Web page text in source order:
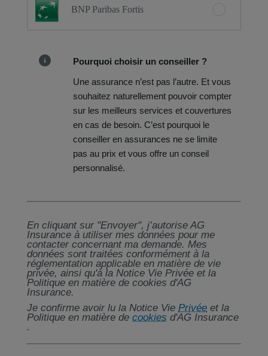
BNP Paribas Fortis
Pourquoi choisir un conseiller ?
Une assurance n’est pas l’autre. Et vous
souhaitez naturellement pouvoir compter
sur les meilleurs services et couvertures
en cas de besoin. C’est pourquoi le
conseiller en assurances ne se limite
pas au prix et vous offre un conseil
personnalisé.
En cliquant sur "Envoyer", j’autorise AG
Insurance à utiliser mes données pour me
contacter concernant ma demande. Mes
données sont traitées conformément à la
réglementation applicable en matière de vie
privée, ainsi qu'à la Notice Vie Privée et la
Politique en matière de cookies d'AG
Insurance.
Je confirme avoir lu la Notice Vie Privée et la
Politique en matière de cookies d'AG Insurance